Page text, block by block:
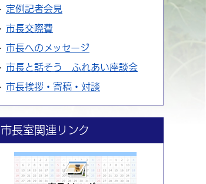
定例記者会見
市長交際費
市長へのメッセージ
市長と話そう ふれあい座談会
市長挨拶・寄稿・対談
市長室関連リンク